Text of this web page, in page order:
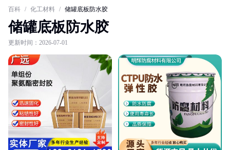
百科 / 化工材料 / 储罐底板防水胶
储罐底板防水胶
更新时间：2026-07-01